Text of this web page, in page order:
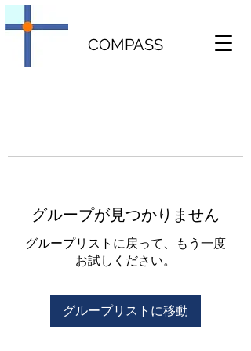
COMPASS
グループが見つかりません
グループリストに戻って、もう一度
お試しください。
グループリストに移動